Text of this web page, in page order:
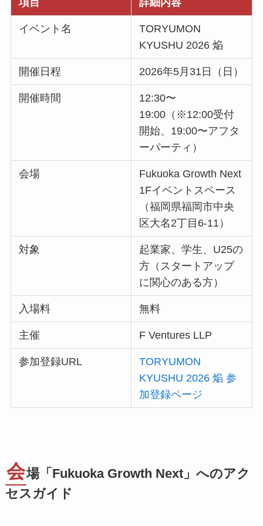
イベント名
TORYUMON
KYUSHU 2026 焔
開催日程 2026年5月31日（日）
開催時間
12:30〜
19:00（※12:00受付
開始、19:00〜アフタ
ーパーティ）
会場
Fukuoka Growth Next
1Fイベントスペース
（福岡県福岡市中央
区大名2丁目6-11）
対象
起業家、学生、U25の
方（スタートアップ
に関心のある方）
入場料 無料
主催 F Ventures LLP
参加登録URL
TORYUMON
KYUSHU 2026 焔 参
加登録ページ
会場「Fukuoka Growth Next」へのアク
セスガイド